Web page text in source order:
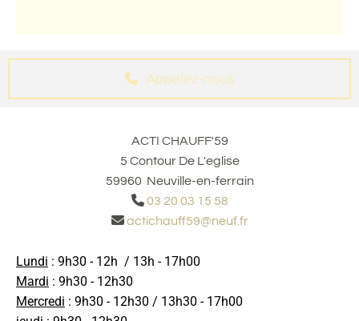
Appelez-nous
ACTI CHAUFF'59
5 Contour De L'eglise
59960 Neuville-en-ferrain
 03 20 03 15 58
 actichauff59@neuf.fr
Lundi : 9h30 - 12h / 13h - 17h00
Mardi : 9h30 - 12h30
Mercredi : 9h30 - 12h30 / 13h30 - 17h00